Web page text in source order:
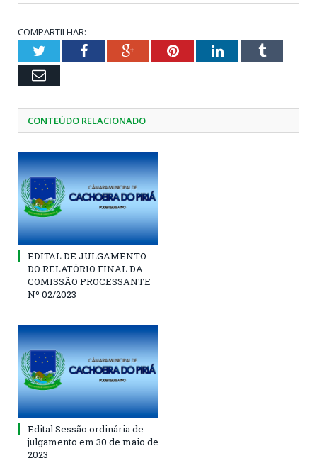
COMPARTILHAR:
TwitterFacebookGoogle+PinterestLinkedInTumblr
Email
CONTEÚDO RELACIONADO
EDITAL DE JULGAMENTO
DO RELATÓRIO FINAL DA
COMISSÃO PROCESSANTE
Nº 02/2023
Edital Sessão ordinária de
julgamento em 30 de maio de
2023